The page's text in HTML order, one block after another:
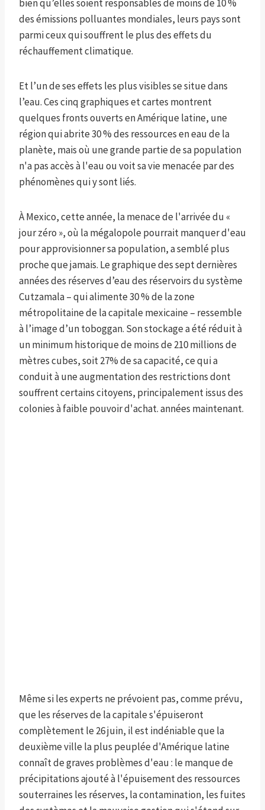
bien qu’elles soient responsables de moins de 10 %
des émissions polluantes mondiales, leurs pays sont
parmi ceux qui souffrent le plus des effets du
réchauffement climatique.
Et l’un de ses effets les plus visibles se situe dans
l’eau. Ces cinq graphiques et cartes montrent
quelques fronts ouverts en Amérique latine, une
région qui abrite 30 % des ressources en eau de la
planète, mais où une grande partie de sa population
n'a pas accès à l'eau ou voit sa vie menacée par des
phénomènes qui y sont liés.
À Mexico, cette année, la menace de l'arrivée du «
jour zéro », où la mégalopole pourrait manquer d'eau
pour approvisionner sa population, a semblé plus
proche que jamais. Le graphique des sept dernières
années des réserves d’eau des réservoirs du système
Cutzamala – qui alimente 30 % de la zone
métropolitaine de la capitale mexicaine – ressemble
à l’image d’un toboggan. Son stockage a été réduit à
un minimum historique de moins de 210 millions de
mètres cubes, soit 27% de sa capacité, ce qui a
conduit à une augmentation des restrictions dont
souffrent certains citoyens, principalement issus des
colonies à faible pouvoir d'achat. années maintenant.
Même si les experts ne prévoient pas, comme prévu,
que les réserves de la capitale s'épuiseront
complètement le 26 juin, il est indéniable que la
deuxième ville la plus peuplée d'Amérique latine
connaît de graves problèmes d'eau : le manque de
précipitations ajouté à l'épuisement des ressources
souterraines les réserves, la contamination, les fuites